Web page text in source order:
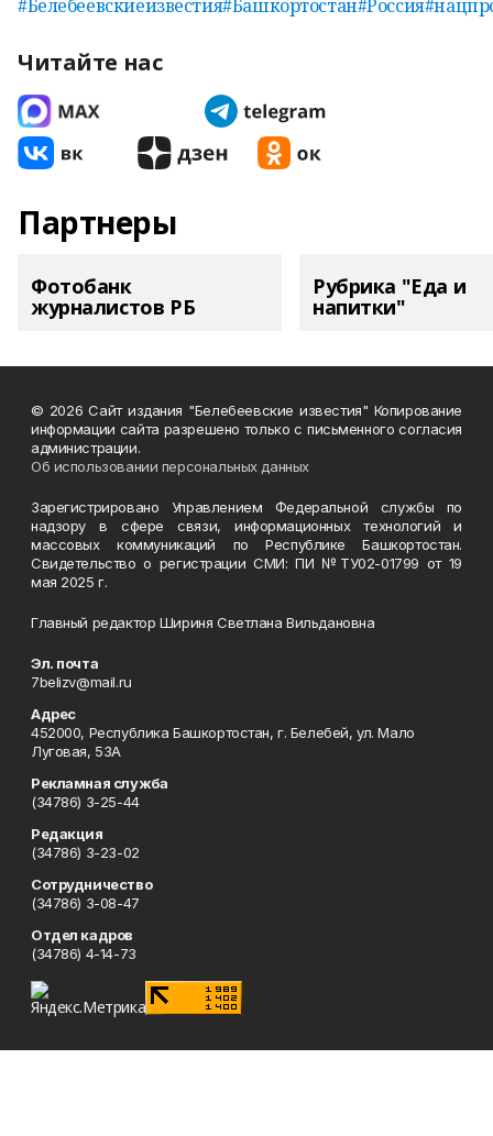
#Белебеевскиеизвестия#Башкортостан#Россия
Читайте нас
Партнеры
Фотобанк
журналистов РБ
Рубрика "Еда и
напитки"
© 2026 Сайт издания "Белебеевские известия" Копирование
информации сайта разрешено только с письменного согласия
администрации.
Об использовании персональных данных
Зарегистрировано Управлением Федеральной службы по
надзору в сфере связи, информационных технологий и
массовых коммуникаций по Республике Башкортостан.
Свидетельство о регистрации СМИ: ПИ №ТУ02-01799 от 19
мая 2025 г.
Главный редактор Шириня Светлана Вильдановна
Эл. почта
7belizv@mail.ru
Адрес
452000, Республика Башкортостан, г. Белебей, ул. Мало
Луговая, 53А
Рекламная служба
(34786) 3-25-44
Редакция
(34786) 3-23-02
Сотрудничество
(34786) 3-08-47
Отдел кадров
(34786) 4-14-73